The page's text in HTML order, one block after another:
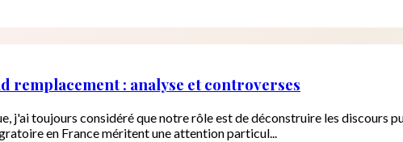
remplacement : analyse et controverses
j'ai toujours considéré que notre rôle est de déconstruire les discours
en France méritent une attention particul...